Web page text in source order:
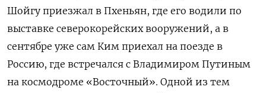
Шойгу приезжал в Пхеньян, где его водили по
выставке северокорейских вооружений, а в
сентябре уже сам Ким приехал на поезде в
Россию, где встречался с Владимиром Путиным
на космодроме «Восточный». Одной из тем